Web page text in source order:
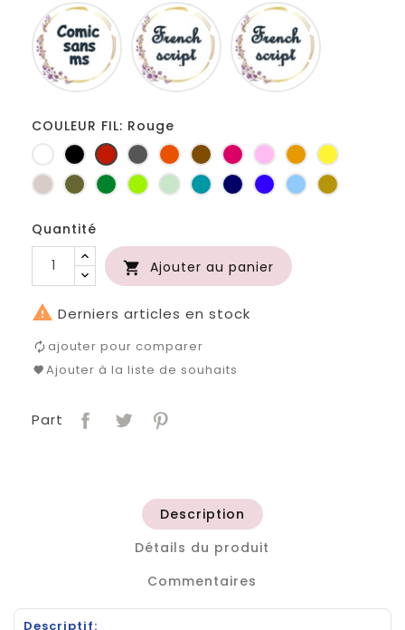
Comic
sans
ms
French
script
COULEUR FIL: Rouge
BlancNoir RougeGris
foncé
OrangeMarronFuchsia
RoseJaune
d'or
jaune
FicelleKaki Vert
bouteille
Anis Vert
d'eau
Turquoise
MarineBleu
roi
Bleu
clair
Or
Quantité
 Ajouter au panier
 Derniers articles en stock
ajouter pour comparer
Ajouter à la liste de souhaits
Part
Description
Détails du produit
Commentaires
Descriptif: